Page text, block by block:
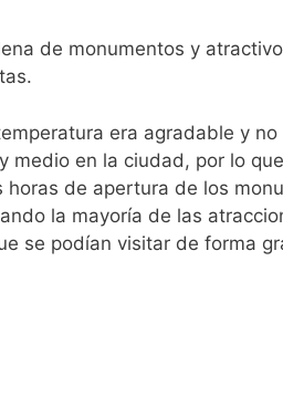
de monumentos y
era agradable y no
medio en la ciudad, por lo
de apertura de los
la mayoría de las
se podían visitar de forma